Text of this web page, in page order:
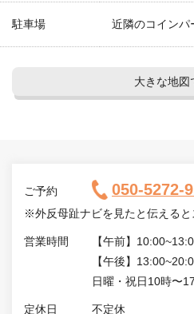
駐車場 近隣のコインパ
大きな地図
ご予約 050-5272-
※外反母趾ナビを見たと伝えると
営業時間
【午前】
【午後】
日曜・祝日10時〜
定休日 不定休